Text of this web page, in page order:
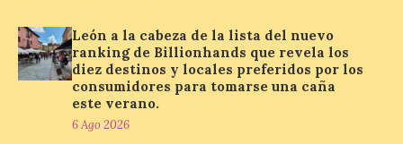
consumidores para
tomarse una caña este verano, con León y
Madrid a la cabeza de la lista. Salamanca
ocupa el noveno lugar. Los españoles
priorizan las […]
León a la cabeza de la lista del nuevo
ranking de Billionhands que revela los
diez destinos y locales preferidos por los
consumidores para tomarse una caña
este verano.
6 Ago 2026